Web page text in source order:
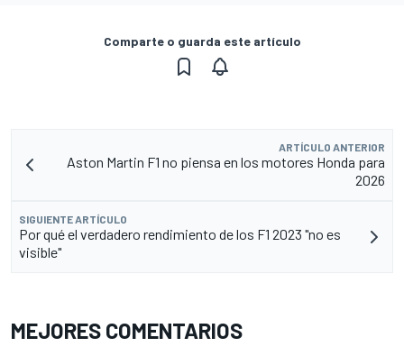
Comparte o guarda este artículo
ARTÍCULO ANTERIOR
Aston Martin F1 no piensa en los motores Honda para
2026
SIGUIENTE ARTÍCULO
Por qué el verdadero rendimiento de los F1 2023 "no es
visible"
MEJORES COMENTARIOS